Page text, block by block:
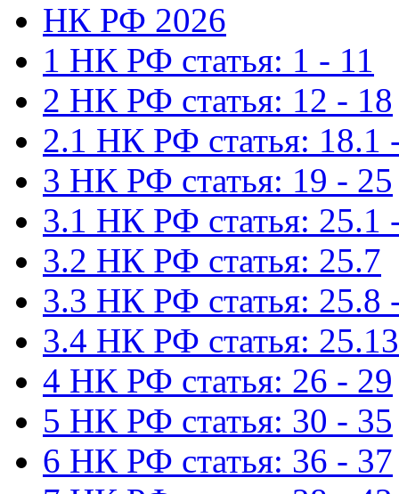
НК РФ 2026
1 НК РФ статья: 1 - 11
2 НК РФ статья: 12 - 18
2.1 НК РФ статья: 18.1
3 НК РФ статья: 19 - 25
3.1 НК РФ статья: 25.1
3.2 НК РФ статья: 25.7
3.3 НК РФ статья: 25.8
3.4 НК РФ статья:
4 НК РФ статья: 26 - 29
5 НК РФ статья: 30 - 35
6 НК РФ статья: 36 - 37